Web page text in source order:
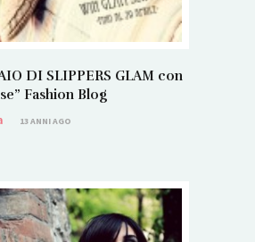
DI SLIPPERS GLAM con
Fashion Blog
13 ANNI AGO